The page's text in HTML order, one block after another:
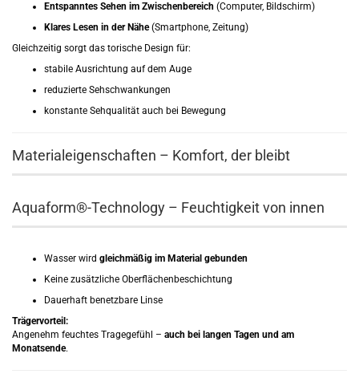
Entspanntes Sehen im Zwischenbereich (Computer, Bildschirm)
Klares Lesen in der Nähe(Smartphone, Zeitung)
Gleichzeitig sorgt das torische Design für:
stabile Ausrichtung auf dem Auge
reduzierte Sehschwankungen
konstante Sehqualität auch bei Bewegung
Materialeigenschaften – Komfort, der bleibt
Aquaform®-Technology – Feuchtigkeit von innen
Wasser wird gleichmäßig im Material gebunden
Keine zusätzliche Oberflächenbeschichtung
Dauerhaft benetzbare Linse
Trägervorteil:
Angenehm feuchtes Tragegefühl – auch bei langen Tagen und am
Monatsende.